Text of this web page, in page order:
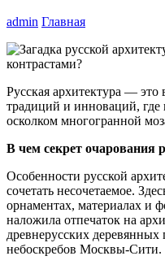
admin Главная
Русская архитектура —
традиций и инноваций, где
осколком многогранной
В чем секрет очарования
Особенности русской
сочетать несочетаемое.
орнаментах, материалах и
наложила отпечаток на
древнерусских деревянных
небоскребов Москвы-Сити.